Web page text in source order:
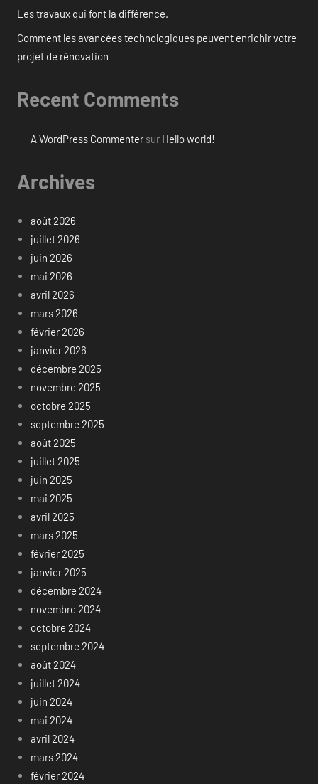
Les travaux qui font la différence.
Comment les avancées technologiques peuvent enrichir votre
projet de rénovation
Recent Comments
A WordPress Commentersur Hello world!
Archives
août 2026
juillet 2026
juin 2026
mai 2026
avril 2026
mars 2026
février 2026
janvier 2026
décembre 2025
novembre 2025
octobre 2025
septembre 2025
août 2025
juillet 2025
juin 2025
mai 2025
avril 2025
mars 2025
février 2025
janvier 2025
décembre 2024
novembre 2024
octobre 2024
septembre 2024
août 2024
juillet 2024
juin 2024
mai 2024
avril 2024
mars 2024
février 2024